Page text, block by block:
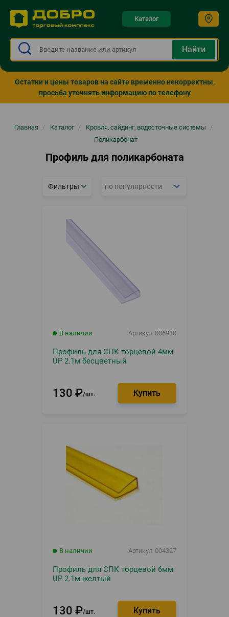
Каталог
Остатки и цены товаров на сайте временно некорректны,
просьба уточнять информацию по телефону
Строка
Главная / Каталог / Кровля, сайдинг, водосточные системы
/
Поликарбонат
Профиль для поликарбоната
Фильтры
В наличии Артикул 006910
Профиль для СПК торцевой 4мм
UP 2.1м бесцветный
130 ₽ шт.
В наличии Артикул 004327
Профиль для СПК торцевой 6мм
UP 2.1м желтый
130 ₽ шт.